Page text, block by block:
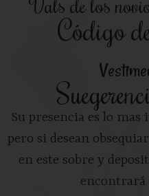
Código
Su presencia es lo
pero si desean
en este sobre y
encontrará